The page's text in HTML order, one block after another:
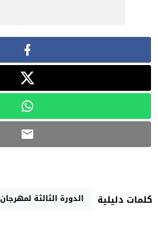
كلمات دليلية الدورة الثالثة